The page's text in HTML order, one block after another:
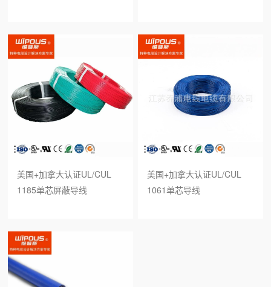
美国+加拿大认证UL/CUL
1185单芯屏蔽导线
美国+加拿大认证UL/CUL
1061单芯导线